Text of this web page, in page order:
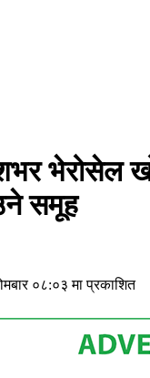
भेरोसेल
समूह
०८:०३ मा प्रकाशित